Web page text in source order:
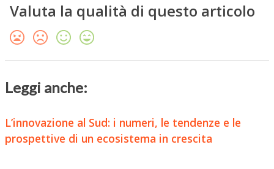
Valuta la qualità di questo articolo
Leggi anche:
L’innovazione al Sud: i numeri, le tendenze e le
prospettive di un ecosistema in crescita